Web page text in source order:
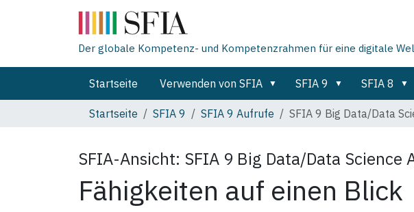
Der globale Kompetenz- und Kompetenzrahmen für eine digitale
Startseite Verwenden von SFIA SFIA 9 SFIA 8
Startseite
SFIA 9 SFIA 9 Aufrufe SFIA 9 Big Data/Data
SFIA-Ansicht: SFIA 9 Big Data/Data Science
Fähigkeiten auf einen Blick